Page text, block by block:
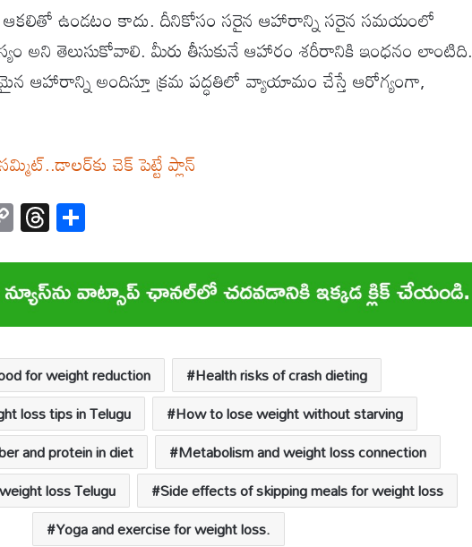
ఆకలితో ఉండటం కాదు. దీనికోసం సరైన ఆహారాన్ని సరైన సమయంలో
అని తెలుసుకోవాలి. మీరు తీసుకునే ఆహారం శరీరానికి ఇంధనం లాంటిది.
ఆహారాన్ని అందిస్తూ క్రమ పద్ధతిలో వ్యాయామం చేస్తే ఆరోగ్యంగా,
చెక్ పెట్టే ప్లాన్
C
o
p
y
Li
n
k
T
hr
e
a
d
s
ar
e
for weight reduction
Health risks of crash dieting
loss tips in Telugu
How to lose weight without starving
and protein in diet
Metabolism and weight loss connection
loss Telugu
Side effects of skipping meals for weight loss
Yoga and exercise for weight loss.